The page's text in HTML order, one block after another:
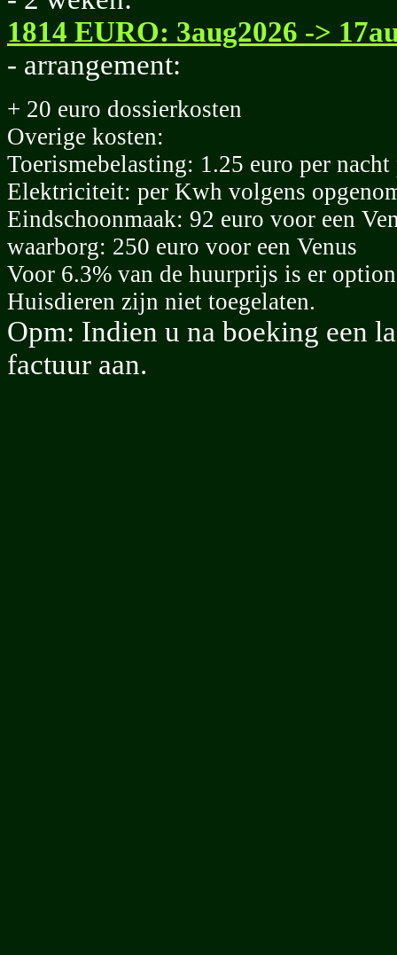
1814 EURO: 3aug2026 ->
- arrangement:
+ 20 euro dossierkosten
Overige kosten:
Toerismebelasting: 1.25 euro per
Elektriciteit: per Kwh volgens
Eindschoonmaak: 92 euro voor een
waarborg: 250 euro voor een Venus
Voor 6.3% van de huurprijs is er
Huisdieren zijn niet toegelaten.
Opm: Indien u na boeking een
factuur aan.